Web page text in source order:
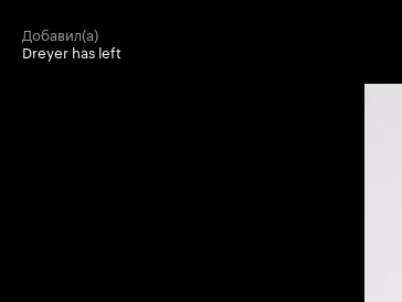
добавил(а)
Dreyer has left